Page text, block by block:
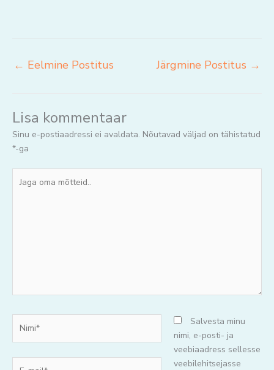
← Eelmine Postitus Järgmine Postitus →
Lisa kommentaar
Sinu e-postiaadressi ei avaldata. Nõutavad väljad on tähistatud
*-ga
oma
Salvesta minu
nimi, e-posti- ja
veebiaadress sellesse
veebilehitsejasse